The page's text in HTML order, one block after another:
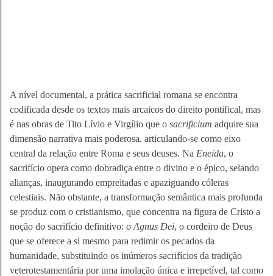
A nível documental, a prática sacrificial romana se encontra
codificada desde os textos mais arcaicos do direito pontifical, mas
é nas obras de Tito Lívio e Virgílio que o sacrificium adquire sua
dimensão narrativa mais poderosa, articulando-se como eixo
central da relação entre Roma e seus deuses. Na Eneida, o
sacrifício opera como dobradiça entre o divino e o épico, selando
alianças, inaugurando empreitadas e apaziguando cóleras
celestiais. Não obstante, a transformação semântica mais profunda
se produz com o cristianismo, que concentra na figura de Cristo a
noção do sacrifício definitivo: o Agnus Dei, o cordeiro de Deus
que se oferece a si mesmo para redimir os pecados da
humanidade, substituindo os inúmeros sacrifícios da tradição
veterotestamentária por uma imolação única e irrepetível, tal como